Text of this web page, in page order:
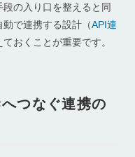
の入り口を整えると同
動で連携する設計（API連
おくことが重要です。
つなぐ連携の